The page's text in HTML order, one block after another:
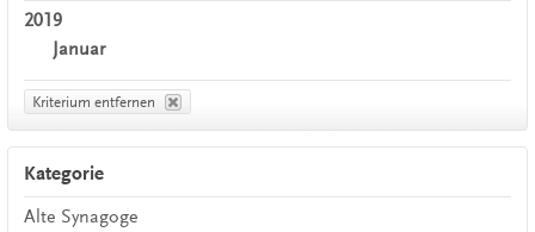
2019
Januar
Kriterium entfernen
Kategorie
Alte Synagoge